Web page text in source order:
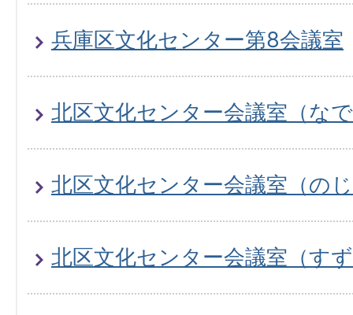
兵庫区文化センター第8会議室
北区文化センター会議室（な
北区文化センター会議室（の
北区文化センター会議室（す